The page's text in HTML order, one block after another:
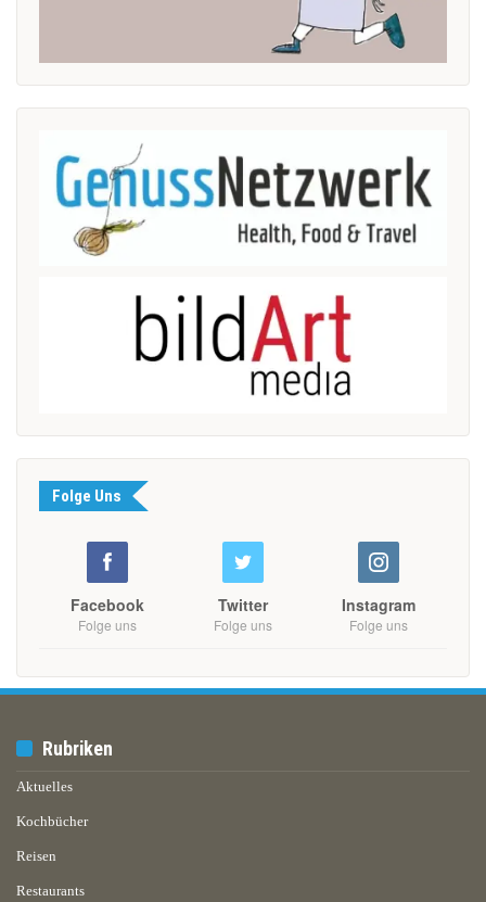
Folge Uns
Facebook
Folge uns
Twitter
Folge uns
Instagram
Folge uns
Rubriken
Aktuelles
Kochbücher
Reisen
Restaurants